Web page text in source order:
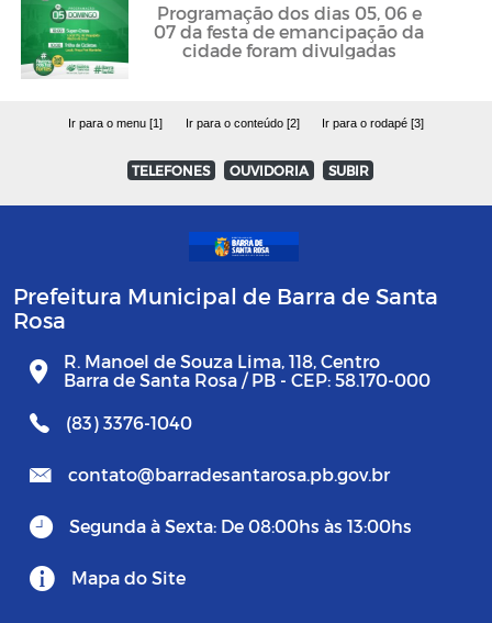
Programação dos dias 05, 06 e
07 da festa de emancipação da
cidade foram divulgadas
Ir para o menu [1] Ir para o conteúdo [2] Ir para o rodapé [3]
TELEFONES OUVIDORIA SUBIR
Prefeitura Municipal de Barra de Santa
Rosa
R. Manoel de Souza Lima, 118, Centro
Barra de Santa Rosa / PB - CEP: 58.170-000
(83) 3376-1040
contato@barradesantarosa.pb.gov.br
Segunda à Sexta: De 08:00hs às 13:00hs
Mapa do Site